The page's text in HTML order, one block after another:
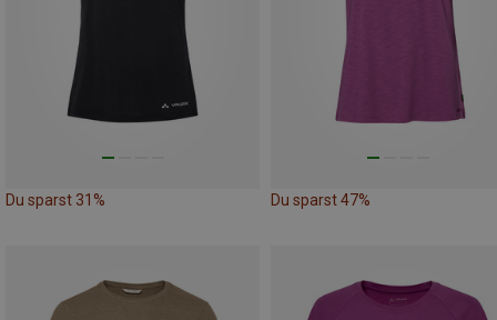
Du sparst 31% Du sparst 47%